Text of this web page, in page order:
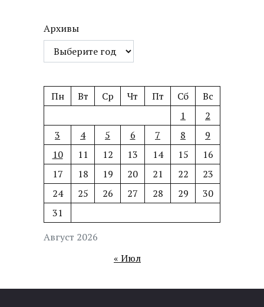
Архивы
Август 2026
Пн Вт Ср Чт Пт Сб
Вс
1
2
3
4 5 6 7 8
9
10
11 12 13 14 15
16
17
18 19 20 21 22
23
24
25 26 27 28 29
30
31
« Июл